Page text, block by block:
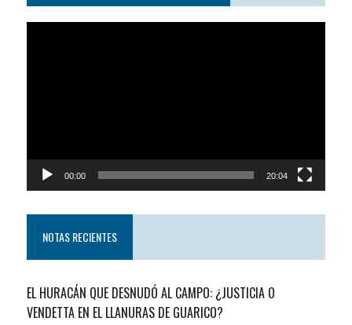
00:00 20:04
NOTAS RECIENTES
EL HURACÁN QUE DESNUDÓ AL CAMPO: ¿JUSTICIA O
VENDETTA EN EL LLANURAS DE GUARICO?